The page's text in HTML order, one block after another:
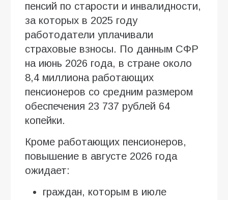
пенсий по старости и инвалидности,
за которых в 2025 году
работодатели уплачивали
страховые взносы. По данным СФР
на июнь 2026 года, в стране около
8,4 миллиона работающих
пенсионеров со средним размером
обеспечения 23 737 рублей 64
копейки.
Кроме работающих пенсионеров,
повышение в августе 2026 года
ожидает:
граждан, которым в июле